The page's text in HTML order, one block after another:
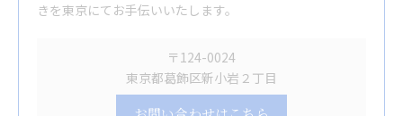
きを東京にてお手伝いいたします。
〒124-0024
東京都葛飾区新小岩２丁目